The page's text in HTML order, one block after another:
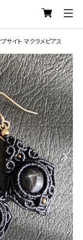
サイト マクラメピアス
Next